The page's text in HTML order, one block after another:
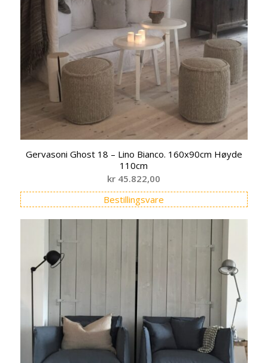
Gervasoni Ghost 18 – Lino Bianco. 160x90cm Høyde
110cm
kr 45.822,00
Bestillingsvare